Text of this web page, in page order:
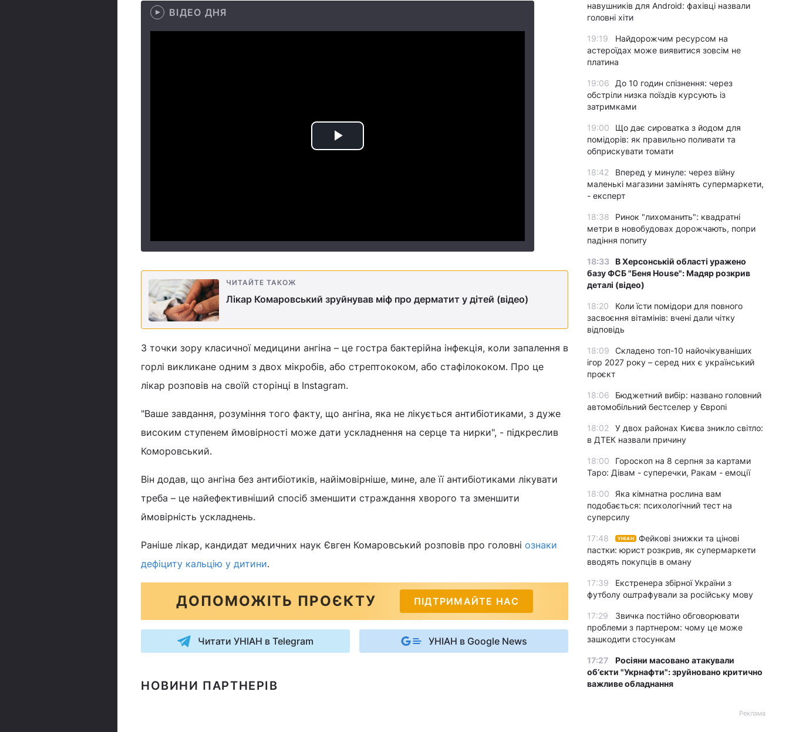
ВІДЕО ДНЯ
Play
ЧИТАЙТЕ ТАКОЖ
Лікар Комаровський зруйнував міф про дерматит у дітей (відео)
З точки зору класичної медицини ангіна – це гостра бактерійна інфекція, коли запалення в
горлі викликане одним з двох мікробів, або стрептококом, або стафілококом. Про це
лікар розповів на своїй сторінці в Instagram.
"Ваше завдання, розуміння того факту, що ангіна, яка не лікується антибіотиками, з дуже
високим ступенем ймовірності може дати ускладнення на серце та нирки", - підкреслив
Коморовський.
Він додав, що ангіна без антибіотиків, найімовірніше, мине, але її антибіотиками лікувати
треба – це найефективніший спосіб зменшити страждання хворого та зменшити
ймовірність ускладнень.
Раніше лікар, кандидат медичних наук Євген Комаровський розповів про головні ознаки
дефіциту кальцію у дитини.
ДОПОМОЖІТЬ ПРОЄКТУ ПІДТРИМАЙТЕ НАС
Читати УНІАН в Telegram УНІАН в Google News
НОВИНИ ПАРТНЕРІВ
навушників для Android: фахівці назвали
головні хіти
19:19
Найдорожчим ресурсом на
астероїдах може виявитися зовсім не
платина
19:06
До 10 годин спізнення: через
обстріли низка поїздів курсують із
затримками
19:00
Що дає сироватка з йодом для
помідорів: як правильно поливати та
обприскувати томати
18:42
Вперед у минуле: через війну
маленькі магазини замінять супермаркети,
- експерт
18:38
Ринок "лихоманить": квадратні
метри в новобудовах дорожчають, попри
падіння попиту
18:33 В Херсонській області уражено
базу ФСБ "Беня House": Мадяр розкрив
деталі (відео)
18:20
Коли їсти помідори для повного
засвоєння вітамінів: вчені дали чітку
відповідь
18:09
Складено топ-10 найочікуваніших
ігор 2027 року – серед них є український
проєкт
18:06
Бюджетний вибір: названо головний
автомобільний бестселер у Європі
18:02
У двох районах Києва зникло світло:
в ДТЕК назвали причину
18:00
Гороскоп на 8 серпня за картами
Таро: Дівам - суперечки, Ракам - емоції
18:00
Яка кімнатна рослина вам
подобається: психологічний тест на
суперсилу
17:48 УНІАН
Фейкові знижки та цінові
пастки: юрист розкрив, як супермаркети
вводять покупців в оману
17:39
Екстренера збірної України з
футболу оштрафували за російську мову
17:29
Звичка постійно обговорювати
проблеми з партнером: чому це може
зашкодити стосункам
17:27
Росіяни масовано атакували
обʼєкти "Укрнафти": зруйновано критично
важливе обладнання
Реклама